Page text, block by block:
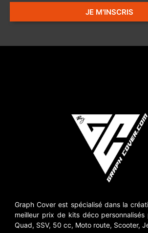
JE M'INSCRIS
Graph Cover est spécialisé dans la
meilleur prix de kits déco personnalisés
Quad, SSV, 50 cc, Moto route, Scooter,